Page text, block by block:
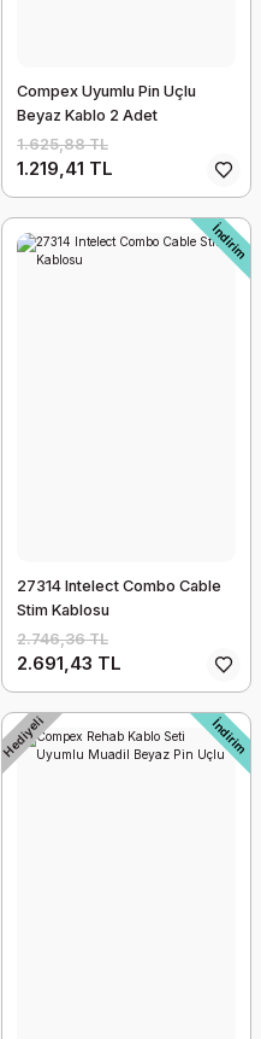
Compex Uyumlu Pin Uçlu
Beyaz Kablo 2 Adet
1.625,88 TL
1.219,41 TL
İndirim
27314 Intelect Combo Cable
Stim Kablosu
2.746,36 TL
2.691,43 TL
Hediyeli İndirim